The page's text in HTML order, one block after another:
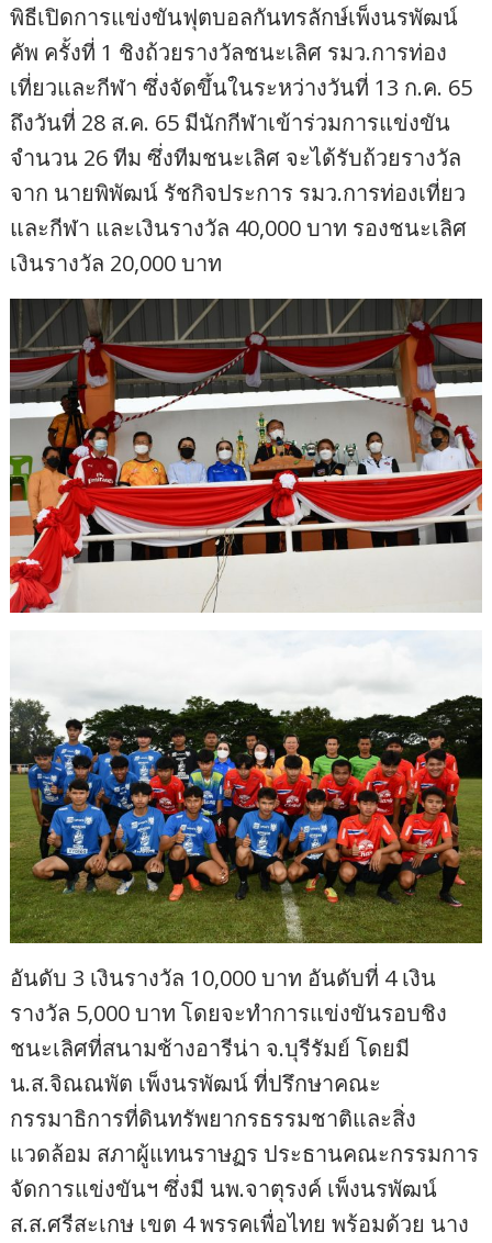
พิธีเปิดการแข่งขันฟุตบอลกันทรลักษ์เพ็งนรพัฒน์
คัพ ครั้งที่ 1 ชิงถ้วยรางวัลชนะเลิศ รมว.การท่อง
เที่ยวและกีฬา ซึ่งจัดขึ้นในระหว่างวันที่ 13 ก.ค. 65
ถึงวันที่ 28 ส.ค. 65 มีนักกีฬาเข้าร่วมการแข่งขัน
จำนวน 26 ทีม ซึ่งทีมชนะเลิศ จะได้รับถ้วยรางวัล
จาก นายพิพัฒน์ รัชกิจประการ รมว.การท่องเที่ยว
และกีฬา และเงินรางวัล 40,000 บาท รองชนะเลิศ
เงินรางวัล 20,000 บาท
อันดับ 3 เงินรางวัล 10,000 บาท อันดับที่ 4 เงิน
รางวัล 5,000 บาท โดยจะทำการแข่งขันรอบชิง
ชนะเลิศที่สนามช้างอารีน่า จ.บุรีรัมย์ โดยมี
น.ส.จิณณพัต เพ็งนรพัฒน์ ที่ปรึกษาคณะ
กรรมาธิการที่ดินทรัพยากรธรรมชาติและสิ่ง
แวดล้อม สภาผู้แทนราษฏร ประธานคณะกรรมการ
จัดการแข่งขันฯ ซึ่งมี นพ.จาตุรงค์ เพ็งนรพัฒน์
ส.ส.ศรีสะเกษ เขต 4 พรรคเพื่อไทย พร้อมด้วย นาง